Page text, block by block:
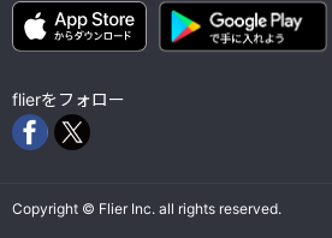
flierをフォロー
Copyright © Flier Inc. all rights reserved.